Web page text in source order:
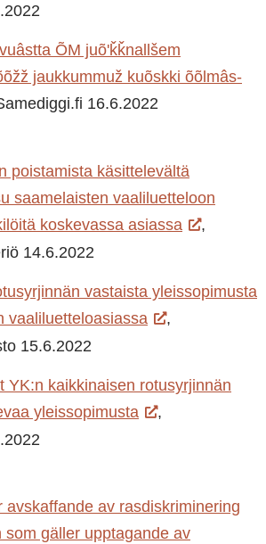
ÕM juõʹǩǩnallšem
jaukkummuž kuõskki õõlmâs-
16.6.2022
poistamista käsittelevältä
saamelaisten vaaliluetteloon
koskevassa asiassa
,
14.6.2022
vastaista yleissopimusta
vaaliluetteloasiassa
,
15.6.2022
YK:n kaikkinaisen rotusyrjinnän
yleissopimusta
,
avskaffande av rasdiskriminering
som gäller upptagande av